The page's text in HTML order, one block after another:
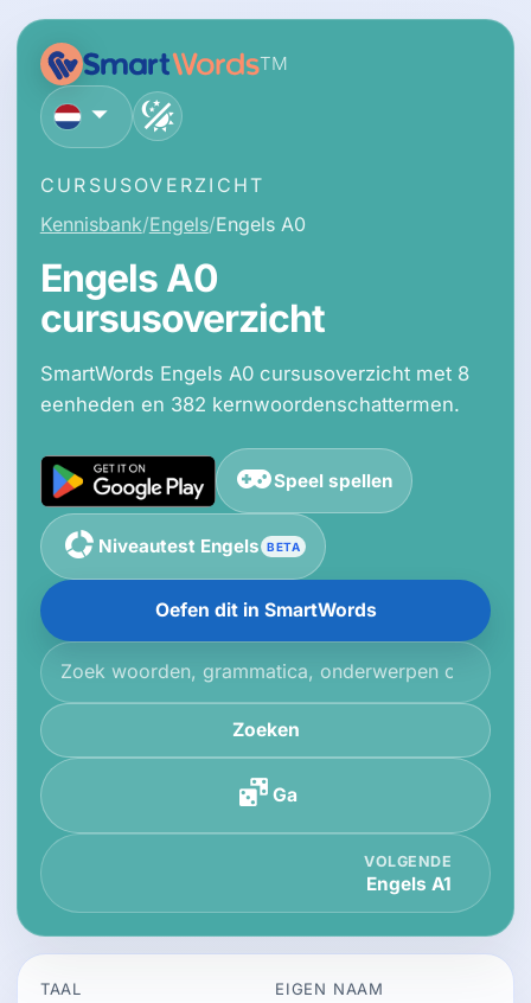
TM
Nederlands
CURSUSOVERZICHT
Kennisbank Engels Engels A0
Engels A0
cursusoverzicht
SmartWords Engels A0 cursusoverzicht met 8
eenheden en 382 kernwoordenschattermen.
Speel spellen
Niveautest Engels BETA
Oefen dit in SmartWords
Zoek in de kennisbank
Zoeken
Ga
VOLGENDE
Engels A1
TAAL EIGEN NAAM